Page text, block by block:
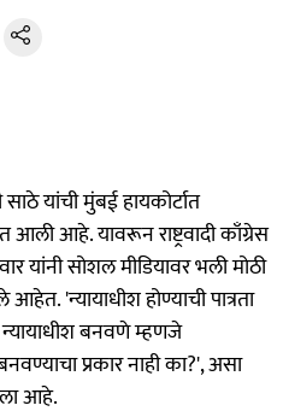
यांची मुंबई हायकोर्टात
आहे. यावरून राष्ट्रवादी काँग्रेस
यांनी सोशल मीडियावर भली मोठी
'न्यायाधीश होण्याची पात्रता
बनवणे म्हणजे
प्रकार नाही का?', असा
आहे.